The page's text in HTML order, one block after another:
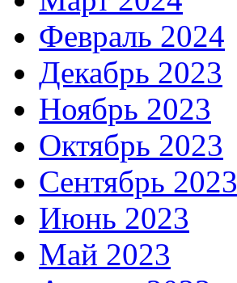
Февраль 2024
Декабрь 2023
Ноябрь 2023
Октябрь 2023
Сентябрь 2023
Июнь 2023
Май 2023